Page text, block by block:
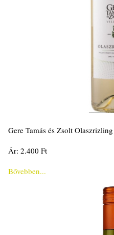
Gere Tamás és Zsolt
Ár: 2.400 Ft
Bővebben...